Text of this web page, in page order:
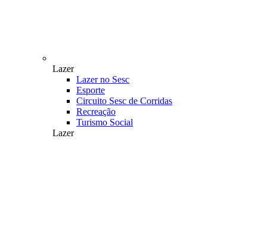
Lazer
Lazer no Sesc
Esporte
Circuito Sesc de Corridas
Recreação
Turismo Social
Lazer